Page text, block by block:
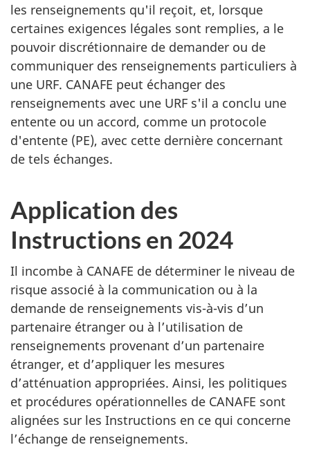
les renseignements qu'il reçoit, et, lorsque
certaines exigences légales sont remplies, a le
pouvoir discrétionnaire de demander ou de
communiquer des renseignements particuliers à
une URF. CANAFE peut échanger des
renseignements avec une URF s'il a conclu une
entente ou un accord, comme un protocole
d'entente (PE), avec cette dernière concernant
de tels échanges.
Application des
Instructions en 2024
Il incombe à CANAFE de déterminer le niveau de
risque associé à la communication ou à la
demande de renseignements vis-à-vis d’un
partenaire étranger ou à l’utilisation de
renseignements provenant d’un partenaire
étranger, et d’appliquer les mesures
d’atténuation appropriées. Ainsi, les politiques
et procédures opérationnelles de CANAFE sont
alignées sur les Instructions en ce qui concerne
l’échange de renseignements.